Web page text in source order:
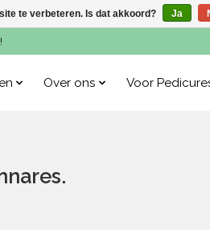
Over ons Voor
te verbeteren. Is dat akkoord? Ja